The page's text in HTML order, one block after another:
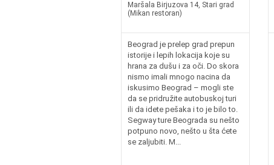
Maršala Birjuzova 14, Stari grad
(Mikan restoran)
Beograd je prelep grad prepun
istorije i lepih lokacija koje su
hrana za dušu i za oči. Do skora
nismo imali mnogo nacina da
iskusimo Beograd – mogli ste
da se pridružite autobuskoj turi
ili da idete pešaka i to je bilo to.
Segway ture Beograda su nešto
potpuno novo, nešto u šta ćete
se zaljubiti. M...